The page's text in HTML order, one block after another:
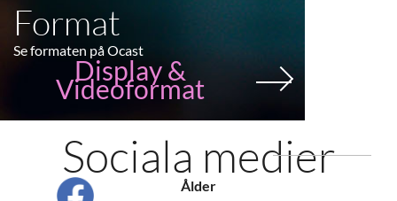
Format
Se formaten på Ocast
Display &
Videoformat
Sociala medier
Ålder